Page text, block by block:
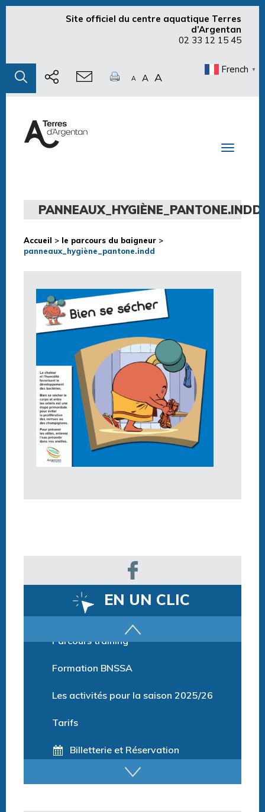
Site officiel du centre aquatique Terres
d’Argentan
02 33 12 15 45
A A A
French ▼
Toggle
PANNEAUX_HYGIÈNE_PANTONE.INDD
Accueil > le parcours du baigneur >
panneaux_hygiène_pantone.indd
EN UN CLIC
Billetterie et Réservation